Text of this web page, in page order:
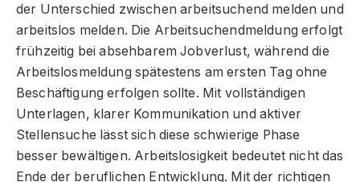
der Unterschied zwischen arbeitsuchend melden und
arbeitslos melden. Die Arbeitsuchendmeldung erfolgt
frühzeitig bei absehbarem Jobverlust, während die
Arbeitslosmeldung spätestens am ersten Tag ohne
Beschäftigung erfolgen sollte. Mit vollständigen
Unterlagen, klarer Kommunikation und aktiver
Stellensuche lässt sich diese schwierige Phase
besser bewältigen. Arbeitslosigkeit bedeutet nicht das
Ende der beruflichen Entwicklung. Mit der richtigen